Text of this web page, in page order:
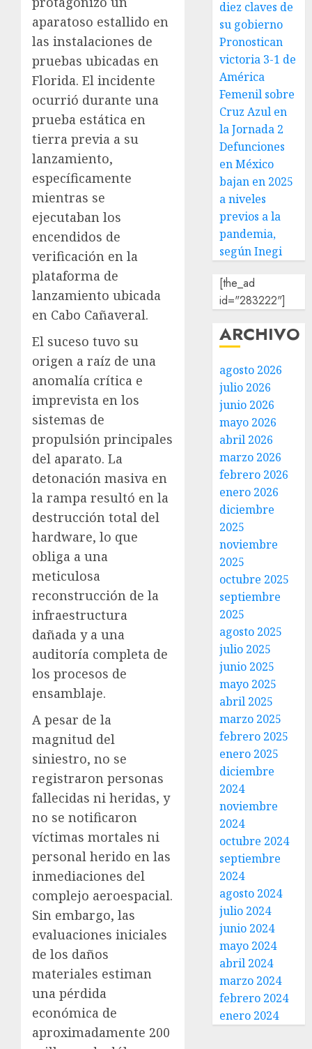
aparatoso estallido en
las instalaciones de
pruebas ubicadas en
Florida. El incidente
ocurrió durante una
prueba estática en
tierra previa a su
lanzamiento,
específicamente
mientras se
ejecutaban los
encendidos de
verificación en la
plataforma de
lanzamiento ubicada
en Cabo Cañaveral.
El suceso tuvo su
origen a raíz de una
anomalía crítica e
imprevista en los
sistemas de
propulsión principales
del aparato. La
detonación masiva en
la rampa resultó en la
destrucción total del
hardware, lo que
obliga a una
meticulosa
reconstrucción de la
infraestructura
dañada y a una
auditoría completa de
los procesos de
ensamblaje.
A pesar de la
magnitud del
siniestro, no se
registraron personas
fallecidas ni heridas, y
no se notificaron
víctimas mortales ni
personal herido en las
inmediaciones del
complejo aeroespacial.
Sin embargo, las
evaluaciones iniciales
de los daños
materiales estiman
una pérdida
económica de
aproximadamente 200
diez claves de
su gobierno
Pronostican
victoria 3-1 de
América
Femenil sobre
Cruz Azul en
la Jornada 2
Defunciones
en México
bajan en 2025
a niveles
previos a la
pandemia,
según Inegi
[the_ad
id="283222"]
ARCHIVO
agosto 2026
julio 2026
junio 2026
mayo 2026
abril 2026
marzo 2026
febrero 2026
enero 2026
diciembre
2025
noviembre
2025
octubre 2025
septiembre
2025
agosto 2025
julio 2025
junio 2025
mayo 2025
abril 2025
marzo 2025
febrero 2025
enero 2025
diciembre
2024
noviembre
2024
octubre 2024
septiembre
2024
agosto 2024
julio 2024
junio 2024
mayo 2024
abril 2024
marzo 2024
febrero 2024
enero 2024